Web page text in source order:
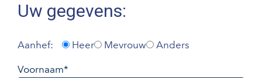
Uw gegevens:
Aanhef: Heer Mevrouw Anders
Voornaam*